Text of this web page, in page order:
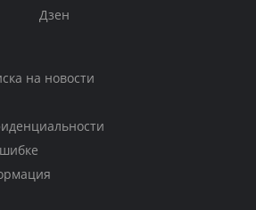
Дзен
на новости